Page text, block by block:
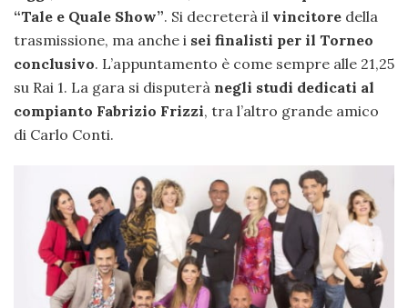
“Tale e Quale Show”. Si decreterà il vincitore della
trasmissione, ma anche i sei finalisti per il Torneo
conclusivo. L’appuntamento è come sempre alle 21,25
su Rai 1. La gara si disputerà negli studi dedicati al
compianto Fabrizio Frizzi, tra l’altro grande amico
di Carlo Conti.